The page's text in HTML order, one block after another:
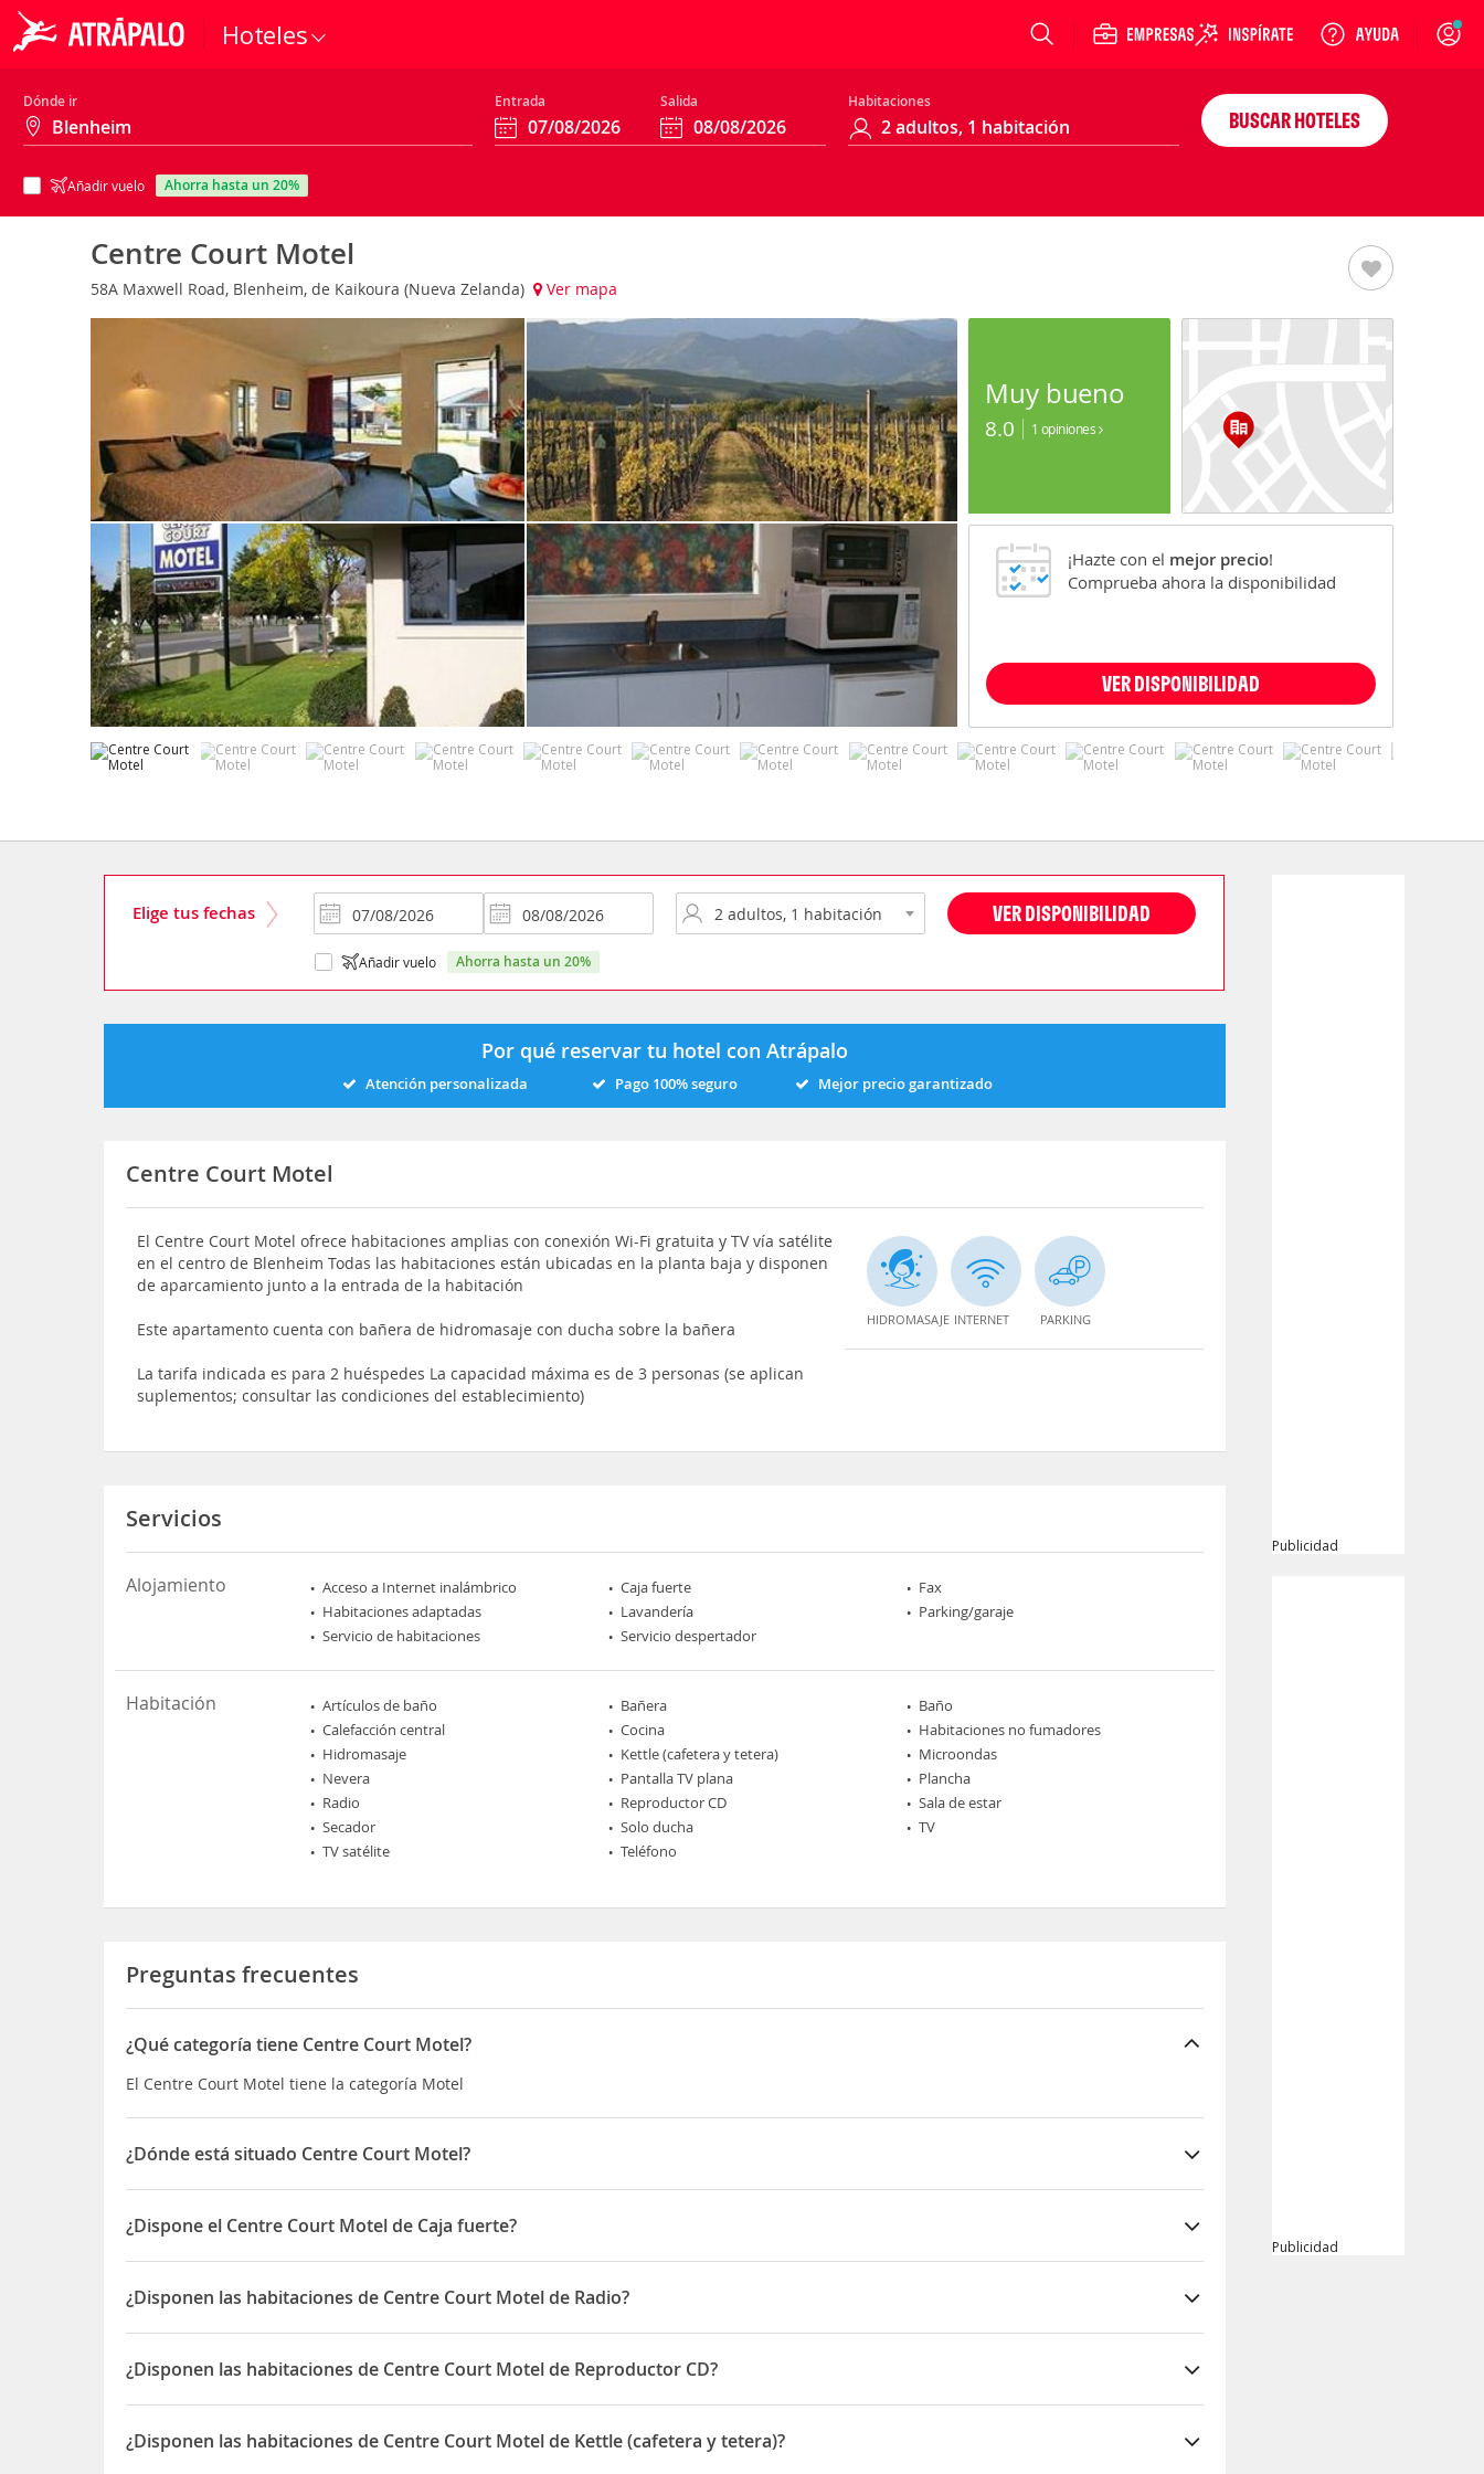
Hoteles Login
Dónde ir Entrada Salida Habitaciones
Añadir vuelo ahorra hasta un 20%
BUSCAR HOTELES
Centre Court Motel
58A Maxwell Road, Blenheim, de Kaikoura (Nueva Zelanda) Ver mapa
Muy bueno
8.0 1 opiniones
¡Hazte con el mejor precio!
Comprueba ahora la disponibilidad
VER DISPONIBILIDAD
Elige tus fechas VER DISPONIBILIDAD
Añadir vuelo ahorra hasta un 20%
Por qué reservar tu hotel con Atrápalo
Atención personalizada Pago 100% seguro Mejor precio garantizado
Centre Court Motel
El Centre Court Motel ofrece habitaciones amplias con conexión Wi-Fi gratuita y TV vía satélite
en el centro de Blenheim Todas las habitaciones están ubicadas en la planta baja y disponen
de aparcamiento junto a la entrada de la habitación
Este apartamento cuenta con bañera de hidromasaje con ducha sobre la bañera
La tarifa indicada es para 2 huéspedes La capacidad máxima es de 3 personas (se aplican
suplementos; consultar las condiciones del establecimiento)
HIDROMASAJE INTERNET PARKING
Servicios
Alojamiento Acceso a Internet inalámbrico Caja fuerte
Fax
Habitaciones adaptadas
Lavandería
Parking/garaje
Servicio de habitaciones
Servicio despertador
Habitación Artículos de baño Bañera
Baño
Calefacción central
Cocina
Habitaciones no fumadores
Hidromasaje
Kettle (cafetera y tetera)
Microondas
Nevera
Pantalla TV plana
Plancha
Radio
Reproductor CD
Sala de estar
Secador
Solo ducha
TV
TV satélite
Teléfono
Preguntas frecuentes
¿Qué categoría tiene Centre Court Motel?
El Centre Court Motel tiene la categoría Motel
¿Dónde está situado Centre Court Motel?
El Centre Court Motel está situado en 58A Maxwell Road
¿Dispone el Centre Court Motel de Caja fuerte?
Sí, el Centre Court Motel dispone de Caja fuerte
¿Disponen las habitaciones de Centre Court Motel de Radio?
Sí, las habitaciones del Centre Court Motel disponen de Radio
¿Disponen las habitaciones de Centre Court Motel de Reproductor CD?
Sí, las habitaciones del Centre Court Motel disponen de Reproductor CD
¿Disponen las habitaciones de Centre Court Motel de Kettle (cafetera y tetera)?
Publicidad
Publicidad